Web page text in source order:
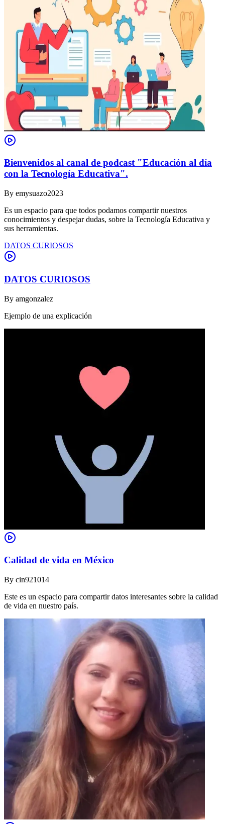
Bienvenidos al canal de podcast "Educación al día
con la Tecnología Educativa".
By emysuazo2023
Es un espacio para que todos podamos compartir nuestros
conocimientos y despejar dudas, sobre la Tecnología Educativa y
sus herramientas.
DATOS CURIOSOS
DATOS CURIOSOS
By amgonzalez
Ejemplo de una explicación
Calidad de vida en México
By cin921014
Este es un espacio para compartir datos interesantes sobre la calidad
de vida en nuestro país.